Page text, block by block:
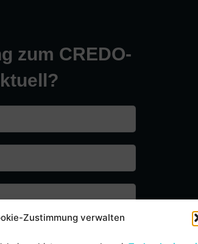
Zustimmung verwalten
zum CREDO-